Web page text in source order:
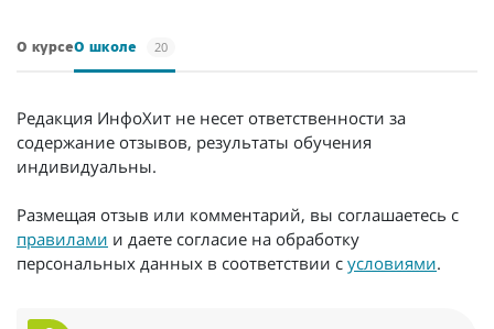
О курсеО школе 20
Редакция ИнфоХит не несет ответственности за
содержание отзывов, результаты обучения
индивидуальны.
Размещая отзыв или комментарий, вы соглашаетесь с
правилами и даете согласие на обработку
персональных данных в соответствии с условиями.